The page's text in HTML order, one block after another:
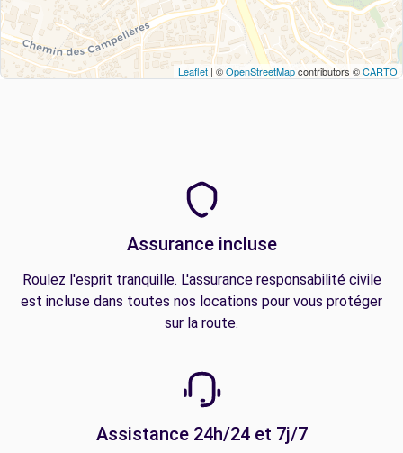
Leaflet | ©OpenStreetMapcontributors ©CARTO
Assurance incluse
Roulez l'esprit tranquille. L'assurance responsabilité civile
est incluse dans toutes nos locations pour vous protéger
sur la route.
Assistance 24h/24 et 7j/7